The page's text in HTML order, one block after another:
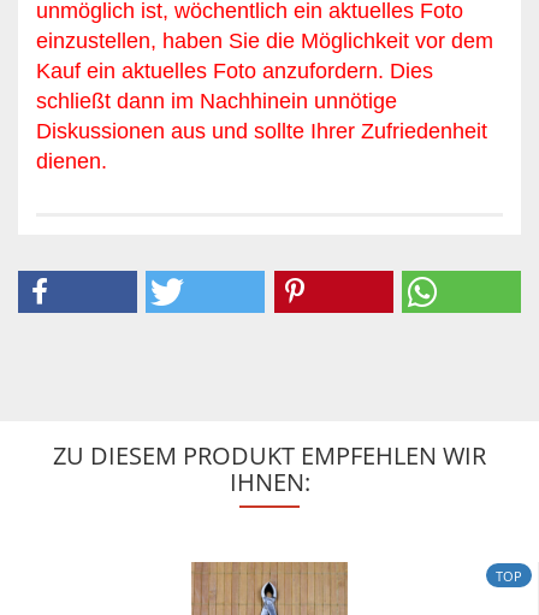
unmöglich ist, wöchentlich ein aktuelles Foto
einzustellen, haben Sie die Möglichkeit vor dem
Kauf ein aktuelles Foto anzufordern. Dies
schließt dann im Nachhinein unnötige
Diskussionen aus und sollte Ihrer Zufriedenheit
dienen.
ZU DIESEM PRODUKT EMPFEHLEN WIR
IHNEN:
TOP